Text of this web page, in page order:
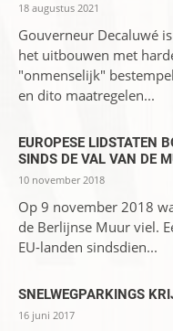
18 augustus 2021
Gouverneur Decaluwé
het uitbouwen met
"onmenselijk"
en dito maatregelen...
EUROPESE LIDSTATEN
SINDS DE VAL VAN DE
10 november 2018
Op 9 november 2018
de Berlijnse Muur viel.
EU-landen sindsdien...
SNELWEGPARKINGS
16 juni 2017